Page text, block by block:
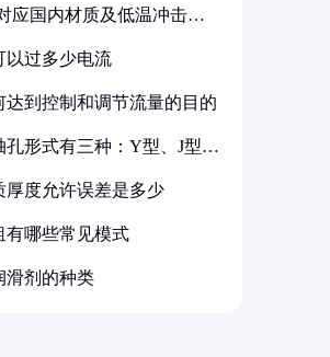
应国内材质及低温冲击要
以过多少电流
达到控制和调节流量的目的
孔形式有三种：Y型、J型、
厚度允许误差是多少
有哪些常见模式
滑剂的种类